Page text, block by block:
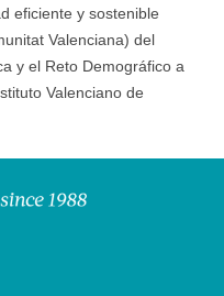
eficiente y sostenible
Valenciana) del
y el Reto Demográfico a
Valenciano de